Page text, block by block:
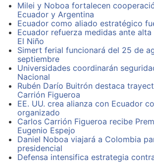
“Son 40 tesis que tienen textos
escrito por el profesor Alfredo
Universidad de Costa Rica”
Loján Fierro, quien publica en su
investigación es “La prueba y las
información y comunicación en el
Consultar blog del Ing.
http://
Milei y Noboa fortalecen
Ecuador y Argentina
Ecuador como aliado estratégico
Ecuador refuerza medidas ante
El Niño
Simert ferial funcionará del 25 de
septiembre
Universidades coordinarán
Nacional
Rubén Darío Buitrón destaca
Carrión Figueroa
EE. UU. crea alianza con Ecuador
organizado
Carlos Carrión Figueroa recibe
Eugenio Espejo
Daniel Noboa viajará a Colombia
presidencial
Defensa intensifica estrategia